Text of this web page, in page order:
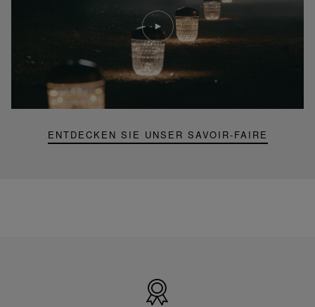
ENTDECKEN SIE UNSER SAVOIR-FAIRE
Video
abspielen
YouTube-
Video,
Folia
Mini-
Portable-
Frankreich